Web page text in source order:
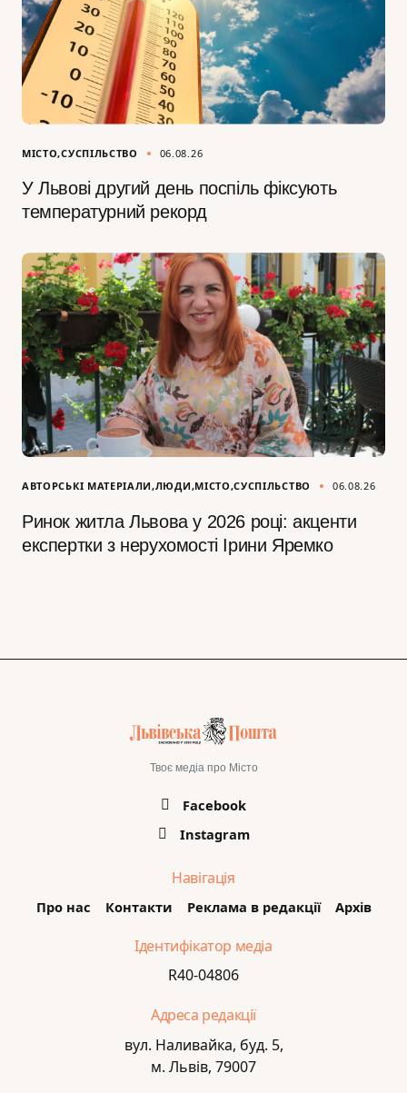
МІСТО СУСПІЛЬСТВО 06.08.26
У Львові другий день поспіль фіксують
температурний рекорд
АВТОРСЬКІ МАТЕРІАЛИ ЛЮДИ МІСТО СУСПІЛЬСТВО 06.08.26
Ринок житла Львова у 2026 році: акценти
експертки з нерухомості Ірини Яремко
Твоє медіа про Місто
Facebook
Instagram
Навігація
Про нас Контакти Реклама в редакції Архів
Ідентифікатор медіа
R40-04806
Адреса редакції
вул. Наливайка, буд. 5,
м. Львів, 79007